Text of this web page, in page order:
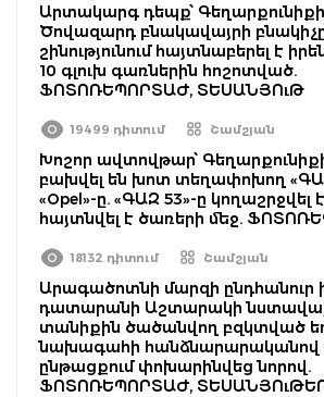
Արտակարգ դեպք՝ Գեղարքունիքի
Ծովազարդ բնակավայրի
շինությունում հայտնաբերել է
10 գլուխ գառներին հոշոտված.
ՖՈՏՈՌԵՊՈՐՏԱԺ, ՏԵՍԱՆՅՈւԹ
19499 դիտում Շամշյան
Խոշոր ավտովթար՝
բախվել են խոտ տեղափոխող
«Opel»-ը. «ԳԱԶ 53»-ը կողաշրջվել
հայտնվել է ծառերի մեջ.
18132 դիտում Շամշյան
Արագածոտնի մարզի ընդհանուր
դատարանի Աշտարակի
տանիքին ծածանվող բզկտված
նախագահի հանձնարարականով
ընթացքում փոխարինվեց նորով.
ՖՈՏՈՌԵՊՈՐՏԱԺ,